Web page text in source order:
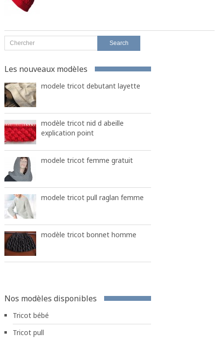
Les nouveaux modèles
modele tricot debutant layette
modèle tricot nid d abeille
explication point
modele tricot femme gratuit
modele tricot pull raglan femme
modèle tricot bonnet homme
Nos modèles disponibles
Tricot bébé
Tricot pull